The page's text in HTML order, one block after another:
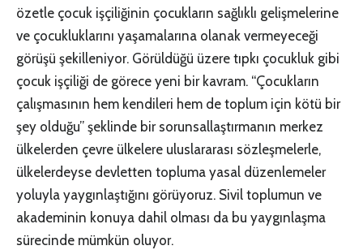
özetle çocuk işçiliğinin çocukların sağlıklı gelişmelerine
ve çocukluklarını yaşamalarına olanak vermeyeceği
görüşü şekilleniyor. Görüldüğü üzere tıpkı çocukluk gibi
çocuk işçiliği de görece yeni bir kavram. “Çocukların
çalışmasının hem kendileri hem de toplum için kötü bir
şey olduğu” şeklinde bir sorunsallaştırmanın merkez
ülkelerden çevre ülkelere uluslararası sözleşmelerle,
ülkelerdeyse devletten topluma yasal düzenlemeler
yoluyla yaygınlaştığını görüyoruz. Sivil toplumun ve
akademinin konuya dahil olması da bu yaygınlaşma
sürecinde mümkün oluyor.